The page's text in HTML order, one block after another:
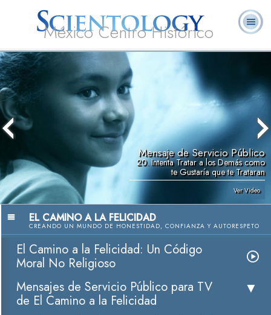
México Centro Histórico
Acerca de
Nosotros
¿Qué es
Scientology?
Mensaje de Servicio Público
20. Intenta Tratar a los Demás como
te Gustaría que te Trataran
Ver Video
EL CAMINO A LA FELICIDAD
CREANDO UN MUNDO DE HONESTIDAD, CONFIANZA Y AUTORESPETO
El Camino a la Felicidad: Un Código
Moral No Religioso
Mensajes de Servicio Público para TV
de El Camino a la Felicidad